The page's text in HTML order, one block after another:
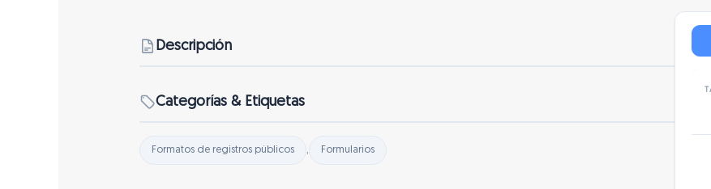
Descripción
Categorías & Etiquetas
Formatos de registros públicos , Formularios